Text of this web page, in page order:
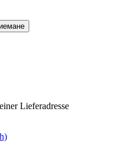
Lieferadresse